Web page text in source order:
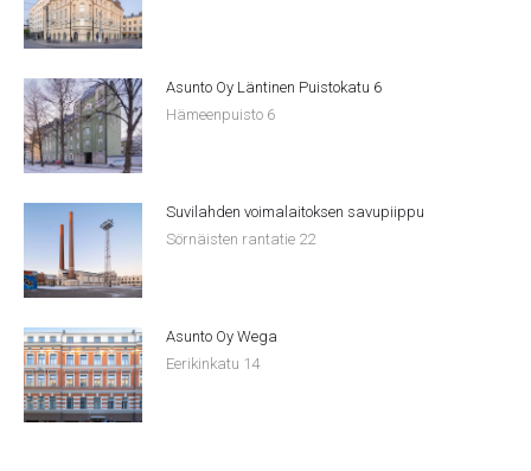
Asunto Oy Läntinen Puistokatu 6
Hämeenpuisto 6
Suvilahden voimalaitoksen savupiippu
Sörnäisten rantatie 22
Asunto Oy Wega
Eerikinkatu 14